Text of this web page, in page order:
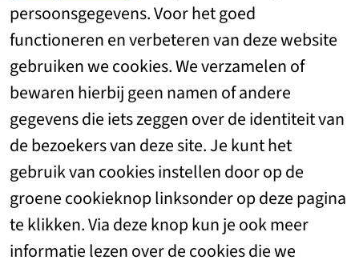
persoonsgegevens. Voor het goed
functioneren en verbeteren van deze website
gebruiken we cookies. We verzamelen of
bewaren hierbij geen namen of andere
gegevens die iets zeggen over de identiteit van
de bezoekers van deze site. Je kunt het
gebruik van cookies instellen door op de
groene cookieknop linksonder op deze pagina
te klikken. Via deze knop kun je ook meer
informatie lezen over de cookies die we